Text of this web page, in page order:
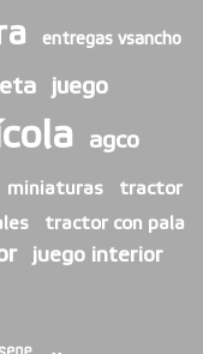
entregas vsancho
juego
agco
miniaturas tractor
tractor con pala
juego interior